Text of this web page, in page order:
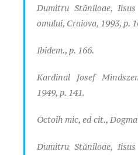
Dumitru Stăniloae,
omului, Craiova, 1993, p.
Ibidem., p. 166.
Kardinal Josef
1949, p. 141.
Octoih mic, ed cit.,
Dumitru Stăniloae,